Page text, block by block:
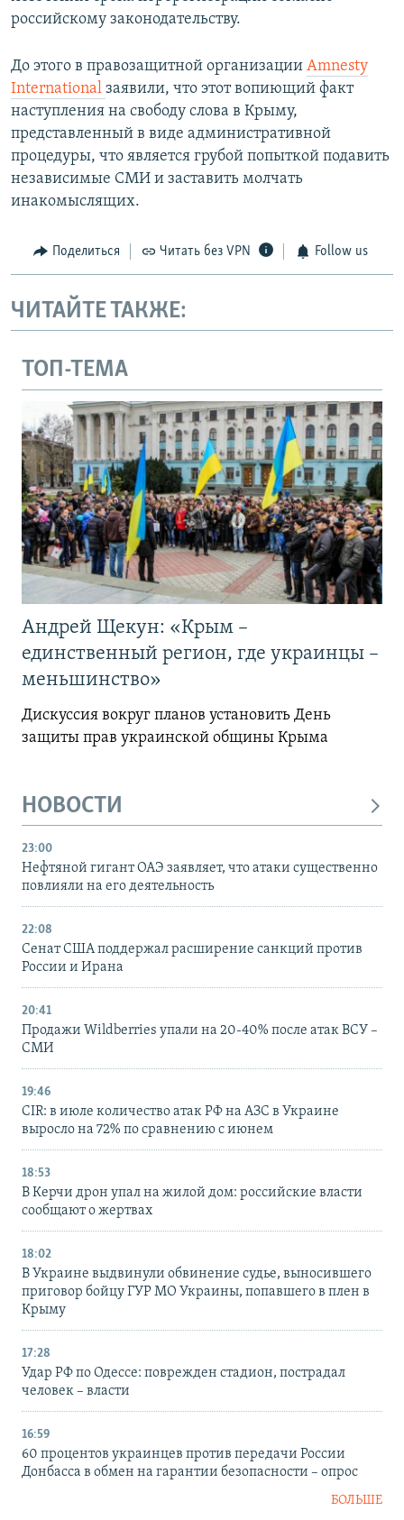
российскому законодательству.
До этого в правозащитной организации Amnesty
International заявили, что этот вопиющий факт
наступления на свободу слова в Крыму,
представленный в виде административной
процедуры, что является грубой попыткой подавить
независимые СМИ и заставить молчать
инакомыслящих.
Поделиться Читать без VPN Follow us
ЧИТАЙТЕ ТАКЖЕ:
ТОП-ТЕМА
Андрей Щекун: «Крым –
единственный регион, где украинцы –
меньшинство»
Дискуссия вокруг планов установить День
защиты прав украинской общины Крыма
НОВОСТИ
23:00
Нефтяной гигант ОАЭ заявляет, что атаки существенно
повлияли на его деятельность
22:08
Сенат США поддержал расширение санкций против
России и Ирана
20:41
Продажи Wildberries упали на 20-40% после атак ВСУ –
СМИ
19:46
CIR: в июле количество атак РФ на АЗС в Украине
выросло на 72% по сравнению с июнем
18:53
В Керчи дрон упал на жилой дом: российские власти
сообщают о жертвах
18:02
В Украине выдвинули обвинение судье, выносившего
приговор бойцу ГУР МО Украины, попавшего в плен в
Крыму
17:28
Удар РФ по Одессе: поврежден стадион, пострадал
человек – власти
16:59
60 процентов украинцев против передачи России
Донбасса в обмен на гарантии безопасности – опрос
БОЛЬШЕ